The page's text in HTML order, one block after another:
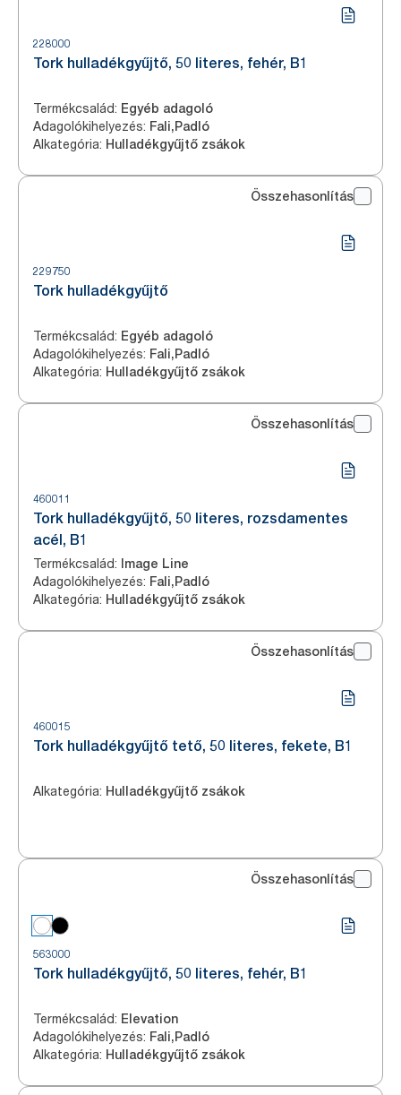
228000
Tork hulladékgyűjtő, 50 literes, fehér, B1
Termékcsalád: Egyéb adagoló
Adagolókihelyezés: Fali,Padló
Alkategória: Hulladékgyűjtő zsákok
Összehasonlítás
229750
Tork hulladékgyűjtő
Termékcsalád: Egyéb adagoló
Adagolókihelyezés: Fali,Padló
Alkategória: Hulladékgyűjtő zsákok
Összehasonlítás
460011
Tork hulladékgyűjtő, 50 literes, rozsdamentes
acél, B1
Termékcsalád: Image Line
Adagolókihelyezés: Fali,Padló
Alkategória: Hulladékgyűjtő zsákok
Összehasonlítás
460015
Tork hulladékgyűjtő tető, 50 literes, fekete, B1
Alkategória: Hulladékgyűjtő zsákok
Összehasonlítás
563000
Tork hulladékgyűjtő, 50 literes, fehér, B1
Termékcsalád: Elevation
Adagolókihelyezés: Fali,Padló
Alkategória: Hulladékgyűjtő zsákok